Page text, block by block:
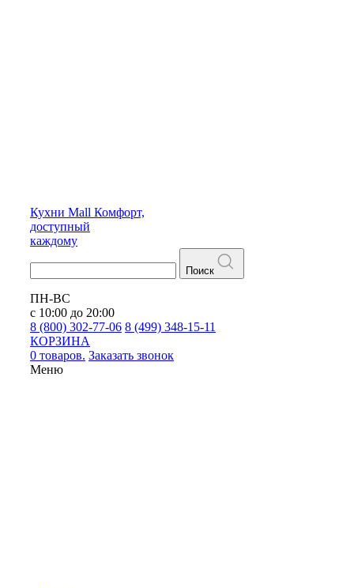
Кухни Mall Комфорт,
доступный
каждому
Поиск
ПН-ВС
с 10:00 до 20:00
8 (800) 302-77-06 8 (499) 348-15-11
КОРЗИНА
0 товаров. Заказать звонок
Меню